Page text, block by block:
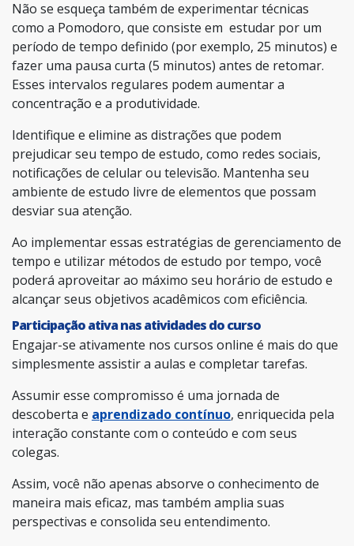
Não se esqueça também de experimentar técnicas
como a Pomodoro, que consiste em estudar por um
período de tempo definido (por exemplo, 25 minutos) e
fazer uma pausa curta (5 minutos) antes de retomar.
Esses intervalos regulares podem aumentar a
concentração e a produtividade.
Identifique e elimine as distrações que podem
prejudicar seu tempo de estudo, como redes sociais,
notificações de celular ou televisão. Mantenha seu
ambiente de estudo livre de elementos que possam
desviar sua atenção.
Ao implementar essas estratégias de gerenciamento de
tempo e utilizar métodos de estudo por tempo, você
poderá aproveitar ao máximo seu horário de estudo e
alcançar seus objetivos acadêmicos com eficiência.
Participação ativa nas atividades do curso
Engajar-se ativamente nos cursos online é mais do que
simplesmente assistir a aulas e completar tarefas.
Assumir esse compromisso é uma jornada de
descoberta e aprendizado contínuo, enriquecida pela
interação constante com o conteúdo e com seus
colegas.
Assim, você não apenas absorve o conhecimento de
maneira mais eficaz, mas também amplia suas
perspectivas e consolida seu entendimento.